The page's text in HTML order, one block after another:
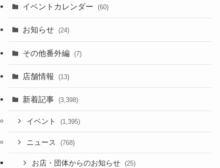
イベントカレンダー (60)
お知らせ (24)
その他番外編 (7)
店舗情報 (13)
新着記事 (3,398)
イベント (1,395)
ニュース (768)
お店・団体からのお知らせ (25)